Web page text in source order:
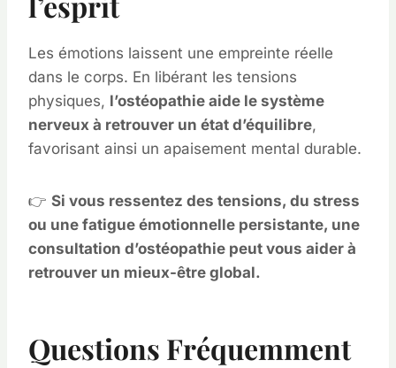
Les émotions laissent une empreinte réelle
dans le corps. En libérant les tensions
physiques, l’ostéopathie aide le système
nerveux à retrouver un état d’équilibre,
favorisant ainsi un apaisement mental durable.
👉 Si vous ressentez des tensions, du stress
ou une fatigue émotionnelle persistante, une
consultation d’ostéopathie peut vous aider à
retrouver un mieux-être global.
Questions Fréquemment